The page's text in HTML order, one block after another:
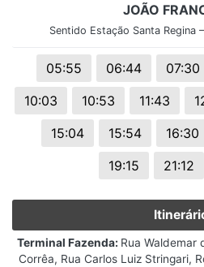
JOÃO
Sentido Estação Santa Regina
05:55 06:44 07:30
10:03
10:53 11:43
15:04
15:54 16:30
19:15
21:12
Terminal Fazenda: Rua Waldemar
Corrêa, Rua Carlos Luiz Stringari,